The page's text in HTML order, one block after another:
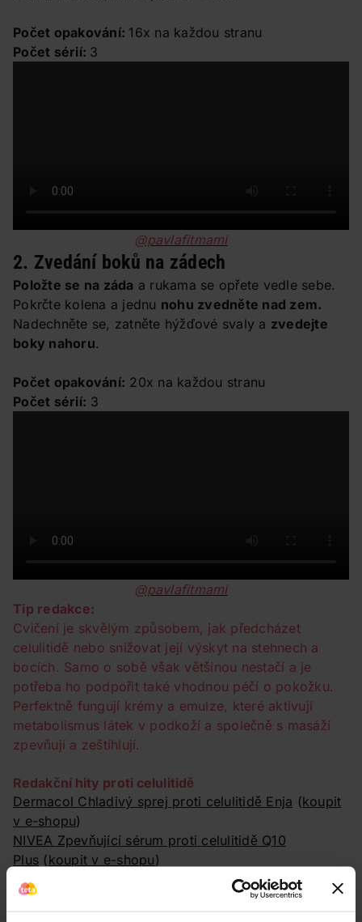
Počet opakování: 16x na každou stranu
Počet sérií: 3
@pavlafitmami
2. Zvedání boků na zádech
Položte se na záda a rukama se opřete vedle sebe.
Pokrčte kolena a jednu nohu zvedněte nad zem.
Nadechněte se, zatněte hýžďové svaly a zvedejte
boky nahoru.
Počet opakování: 20x na každou stranu
Počet sérií: 3
@pavlafitmami
Tip redakce:
Cvičení je skvělým způsobem, jak předcházet
celulitidě nebo snižovat její výskyt na stehnech a
bocích. Samo o sobě však většinou nestačí a je
potřeba ho podpořit také vhodnou péčí o pokožku.
Perfektně fungují krémy a emulze, které aktivují
metabolismus látek v podkoží a společně s masáží
zpevňují a zeštíhlují.
Redakční hity proti celulitidě
Dermacol Chladivý sprej proti celulitidě Enja (koupit
v e-shopu)
NIVEA Zpevňující sérum proti celulitidě Q10
Plus (koupit v e-shopu)
Eveline Cosmetics Zeštíhlující kávové sérum Slim
Extreme 4D